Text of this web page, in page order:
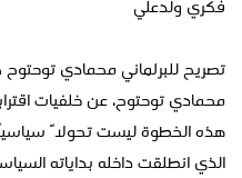
فكري ولدعلي
تصريح للبرلماني محمادي توحتوح
محمادي توحتوح، عن خلفيات
هذه الخطوة ليست تحولاً سياسياً
الذي انطلقت داخله بداياته